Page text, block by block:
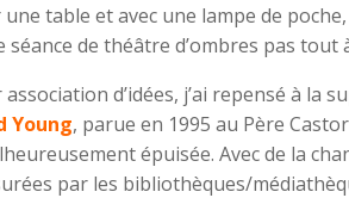
table et avec une lampe de
séance de théâtre d’ombres pas tout
association d’idées, j’ai repensé à la
Young, parue en 1995 au Père
épuisée. Avec de la
par les bibliothèques/